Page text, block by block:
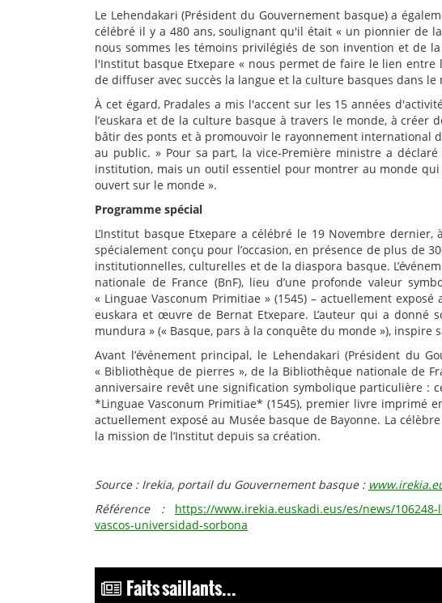
Le Lehendakari (Président du Gouvernement basque) a
célébré il y a 480 ans, soulignant qu'il était « un pionnier de
nous sommes les témoins privilégiés de son invention et de
l'Institut basque Etxepare « nous permet de faire le lien
de diffuser avec succès la langue et la culture basques dans le
À cet égard, Pradales a mis l'accent sur les 15 années
l’euskara et de la culture basque à travers le monde, à créer
bâtir des ponts et à promouvoir le rayonnement international
au public. » Pour sa part, la vice-Première ministre a
institution, mais un outil essentiel pour montrer au monde
ouvert sur le monde ».
Programme spécial
L’Institut basque Etxepare a célébré le 19 Novembre
spécialement conçu pour l’occasion, en présence de plus de
institutionnelles, culturelles et de la diaspora basque.
nationale de France (BnF), lieu d’une profonde valeur
« Linguae Vasconum Primitiae » (1545) – actuellement
euskara et œuvre de Bernat Etxepare. L’auteur qui a donné
mundura » (« Basque, pars à la conquête du monde »), inspire
Avant l’événement principal, le Lehendakari (Président du
« Bibliothèque de pierres », de la Bibliothèque nationale de
anniversaire revêt une signification symbolique particulière :
*Linguae Vasconum Primitiae* (1545), premier livre imprimé
actuellement exposé au Musée basque de Bayonne. La
la mission de l’Institut depuis sa création.
Source : Irekia, portail du Gouvernement basque :
Référence : https://www.irekia.euskadi.eus/es/news/
vascos-universidad-sorbona
Faits saillants...